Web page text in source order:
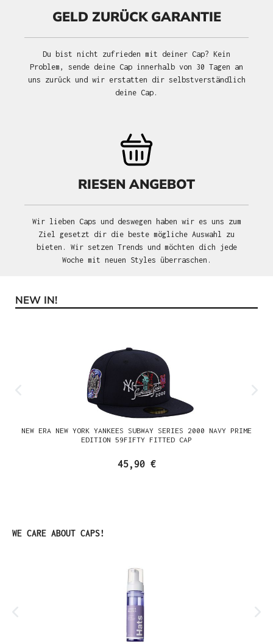
GELD ZURÜCK GARANTIE
Du bist nicht zufrieden mit deiner Cap? Kein
Problem, sende deine Cap innerhalb von 30 Tagen an
uns zurück und wir erstatten dir selbstverständlich
deine Cap.
RIESEN ANGEBOT
Wir lieben Caps und deswegen haben wir es uns zum
Ziel gesetzt dir die beste mögliche Auswahl zu
bieten. Wir setzen Trends und möchten dich jede
Woche mit neuen Styles überraschen.
Produktgalerie überspringen
NEW IN!
NEW ERA NEW YORK YANKEES SUBWAY SERIES 2000 NAVY PRIME
EDITION 59FIFTY FITTED CAP
45,90 €
Produktgalerie überspringen
WE CARE ABOUT CAPS!